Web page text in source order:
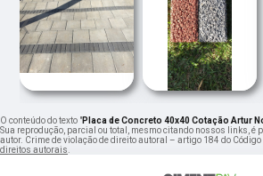
‹
O conteúdo do texto "Placa de Concreto 40x40 Cotação Artur
Sua reprodução, parcial ou total, mesmo citando nossos links, é
autor. Crime de violação de direito autoral – artigo 184 do Código
direitos autorais